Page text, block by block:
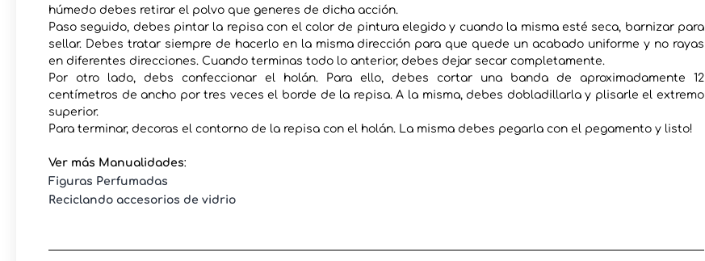
húmedo debes retirar el polvo que generes de dicha acción.
Paso seguido, debes pintar la repisa con el color de pintura elegido y cuando la misma esté seca, barnizar para
sellar. Debes tratar siempre de hacerlo en la misma dirección para que quede un acabado uniforme y no rayas
en diferentes direcciones. Cuando terminas todo lo anterior, debes dejar secar completamente.
Por otro lado, debs confeccionar el holán. Para ello, debes cortar una banda de aproximadamente 12
centímetros de ancho por tres veces el borde de la repisa. A la misma, debes dobladillarla y plisarle el extremo
superior.
Para terminar, decoras el contorno de la repisa con el holán. La misma debes pegarla con el pegamento y listo!
Ver más Manualidades:
Figuras Perfumadas
Reciclando accesorios de vidrio